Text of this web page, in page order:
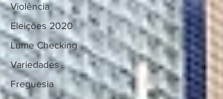
Violência
Eleições 2020
Lume Checking
Variedades
Freguesia